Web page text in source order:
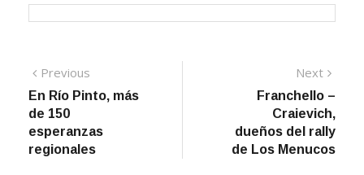
Navegación
de
entradas
Previous
post:
En Río Pinto, más
de 150
esperanzas
regionales
Next
Franchello –
Craievich,
dueños del rally
de Los Menucos